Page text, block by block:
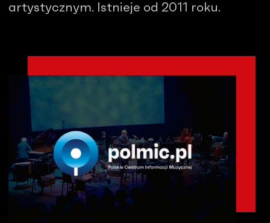
artystycznym. Istnieje od 2011 roku.